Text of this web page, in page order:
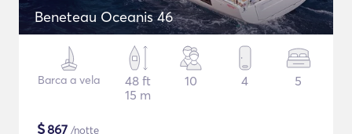
Beneteau Oceanis 46
Barca a vela
48 ft
15 m
10 4 5
$867 /notte